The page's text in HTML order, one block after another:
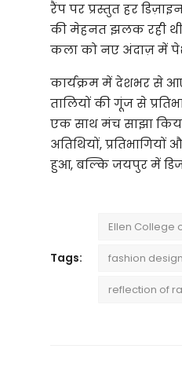
रैंप पर प्रस्तुत हर
की मेहनत झलक रही
कला को नए अंदाज़ में
कार्यक्रम में देशभर से
तालियों की गूंज से
एक साथ मंच साझा
अतिथियों,
हुआ, बल्कि जयपुर में
Tags:
Ellen College
fashion
reflection of